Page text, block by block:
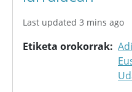
Last updated 3 mins ago
Etiketa orokorrak